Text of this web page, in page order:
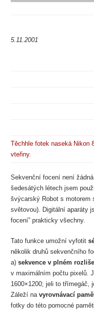
5.11.2001
Těchhle fotek naseká Nikon
vteřiny.
Sekvenční focení není
šedesátých létech jsem
švýcarský Robot s motorem
světovou). Digitální aparáty
focení” prakticky všechny.
Tato funkce umožní vyfotit
několik druhů sekvenčního
a)sekvence v plném
v maximálním počtu pixelů.
1600×1200; jeli to třímegáč,
Záleží navyrovnávací
fotky do této pomocné